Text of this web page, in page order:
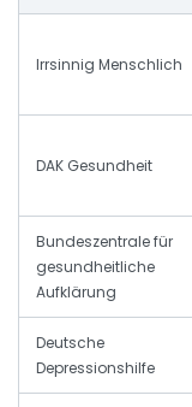
Irrsinnig Menschlich
DAK Gesundheit
Bundeszentrale für
gesundheitliche
Aufklärung
Deutsche
Depressionshilfe